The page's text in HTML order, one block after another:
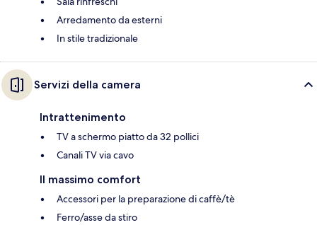
Arredamento da esterni
In stile tradizionale
Servizi della camera
Intrattenimento
TV a schermo piatto da 32 pollici
Canali TV via cavo
Il massimo comfort
Accessori per la preparazione di caffè/tè
Ferro/asse da stiro